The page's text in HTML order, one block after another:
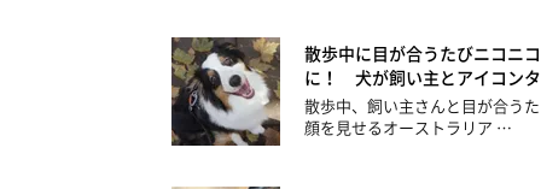
散歩中に目が合うたびニコニ
に！ 犬が飼い主とアイコン
散歩中、飼い主さんと目が合う
顔を見せるオーストラリア …